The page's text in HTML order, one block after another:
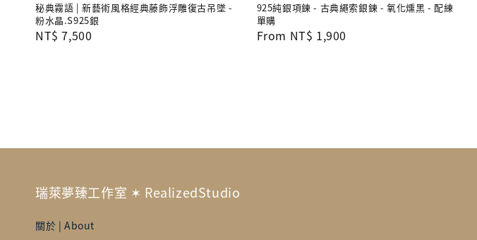
秘典霧語 | 新藝術風格經典藤飾浮雕復古吊墜 -
粉水晶.S925銀
Regular
NT$ 7,500
925純銀項鍊 - 古典繩索銀鍊 - 氧化燻黑 - 配練
單購
Regular
From NT$ 1,900
瑞萊夢臻工作室 ✶ RealizedStudio
關於 | About